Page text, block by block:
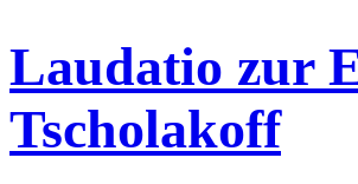
Laudatio zur
Tscholakoff